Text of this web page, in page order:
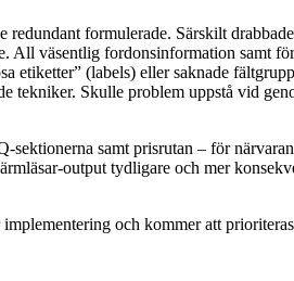
formulerade. Särskilt
All väsentlig fordonsinformation
etiketter” (labels) eller saknade
tekniker. Skulle problem uppstå vid
sektionerna samt prisrutan – för
output tydligare och mer
och kommer att